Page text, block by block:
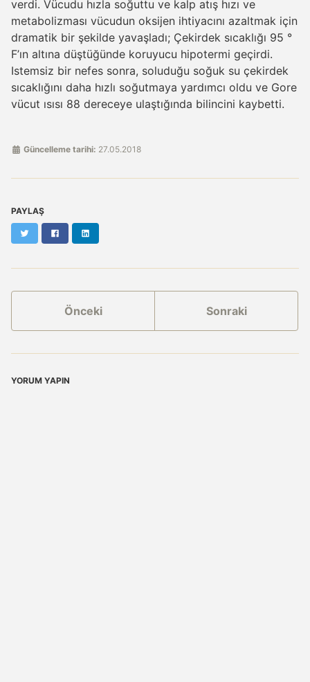
verdi. Vücudu hızla soğuttu ve kalp atış hızı ve
metabolizması vücudun oksijen ihtiyacını azaltmak için
dramatik bir şekilde yavaşladı; Çekirdek sıcaklığı 95 °
F’ın altına düştüğünde koruyucu hipotermi geçirdi.
Istemsiz bir nefes sonra, soluduğu soğuk su çekirdek
sıcaklığını daha hızlı soğutmaya yardımcı oldu ve Gore
vücut ısısı 88 dereceye ulaştığında bilincini kaybetti.
Güncelleme tarihi: 27.05.2018
PAYLAŞ
Twitter Facebook
Önceki Sonraki
YORUM YAPIN